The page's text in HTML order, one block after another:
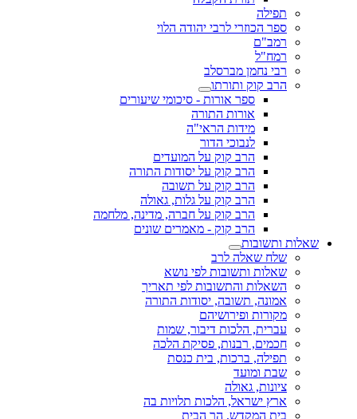
תפילה
ספר הכוזרי לרבי יהודה הלוי
רמב"ם
רמח"ל
רבי נחמן מברסלב
הרב קוק ותורתו
ספר אורות - סיכומי שיעורים
אורות התורה
מידות הראי"ה
לנבוכי הדור
הרב קוק על המועדים
הרב קוק על יסודות התורה
הרב קוק על תשובה
הרב קוק על גלות, גאולה
הרב קוק על חברה, מדינה, מלחמה
הרב קוק - מאמרים שונים
שאלות ותשובות
שלח שאלה לרב
שאלות ותשובות לפי נושא
השאלות והתשובות לפי תאריך
אמונה, תשובה, יסודות התורה
מקורות ופירושיהם
עברית, הלכות דיבור, שמות
חכמים, רבנות, פסיקת הלכה
תפילה, ברכות, בית כנסת
שבת ומועד
ציונות, גאולה
ארץ ישראל, הלכות תלויות בה
בית המקדש, הר הבית